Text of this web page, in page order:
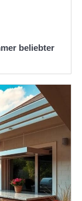
beliebter